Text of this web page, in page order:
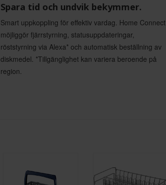
Spara tid och undvik bekymmer.
Smart uppkoppling för effektiv vardag. Home Connect
möjliggör fjärrstyrning, statusuppdateringar,
röststyrning via Alexa* och automatisk beställning av
diskmedel. *Tillgänglighet kan variera beroende på
region.